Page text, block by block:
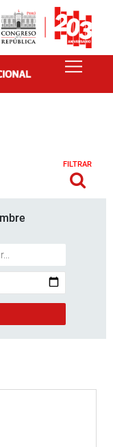
FILTRAR